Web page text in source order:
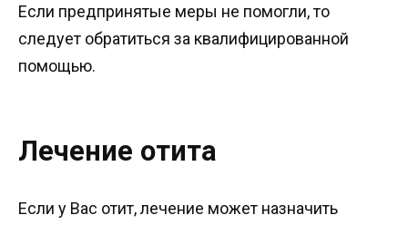
Если предпринятые меры не помогли, то
следует обратиться за квалифицированной
помощью.
Лечение отита
Если у Вас отит, лечение может назначить